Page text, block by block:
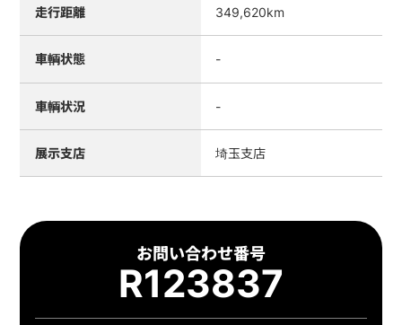
走行距離 349,620km
車輌状態 -
車輌状況 -
展示支店 埼玉支店
お問い合わせ番号
R123837